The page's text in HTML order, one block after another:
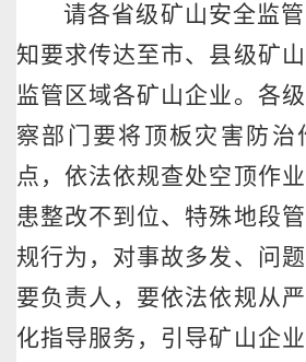
请各省级矿山安全监
知要求传达至市、县级矿
监管区域各矿山企业。各
察部门要将顶板灾害防治
点，依法依规查处空顶作
患整改不到位、特殊地段
规行为，对事故多发、问
要负责人，要依法依规从
化指导服务，引导矿山企